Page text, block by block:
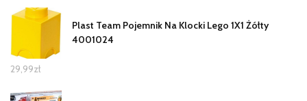
Plast Team Pojemnik Na Klocki Lego 1X1 Żółty
4001024
29,99zł